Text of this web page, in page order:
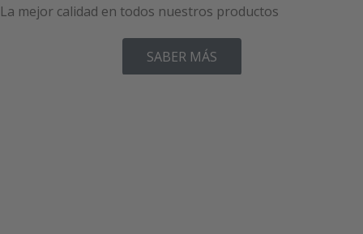
La mejor calidad en todos nuestros productos
SABER MÁS